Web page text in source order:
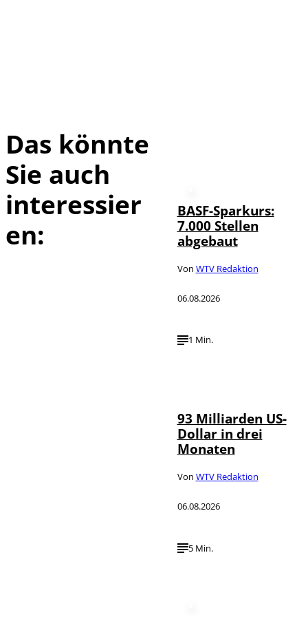
Das könnte
Sie auch
interessier
en:
BASF-Sparkurs:
7.000 Stellen
abgebaut
Von WTV Redaktion
06.08.2026
1 Min.
93 Milliarden US-
Dollar in drei
Monaten
Von WTV Redaktion
06.08.2026
5 Min.